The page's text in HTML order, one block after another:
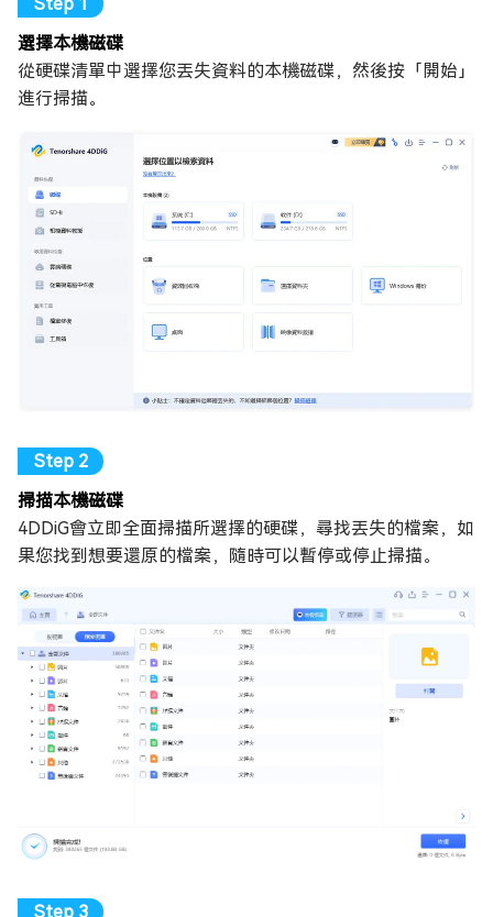
選擇本機磁碟
從硬碟清單中選擇您丟失資料的本機磁碟，然後按「開始」
進行掃描。
掃描本機磁碟
4DDiG會立即全面掃描所選擇的硬碟，尋找丟失的檔案，如
果您找到想要還原的檔案，隨時可以暫停或停止掃描。